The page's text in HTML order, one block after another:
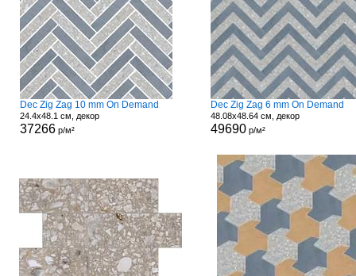
Dec Zig Zag 10 mm On Demand
24.4x48.1 см, декор
37266 р/м²
Dec Zig Zag 6 mm On Demand
48.08x48.64 см, декор
49690р/м²